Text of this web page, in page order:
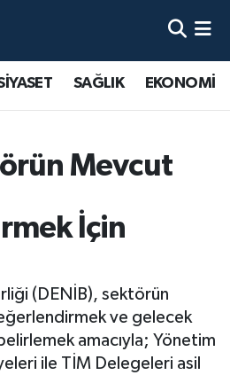
SAĞLIK EKONOMİ
Mevcut
İçin
(DENİB), sektörün
ve gelecek
amacıyla; Yönetim
ile TİM Delegeleri asil
Haritası
ve Fikstür